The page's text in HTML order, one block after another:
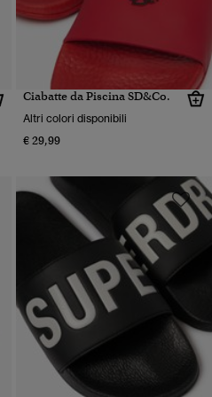
Ciabatte da Piscina SD&Co.
Altri colori disponibili
€ 29,99